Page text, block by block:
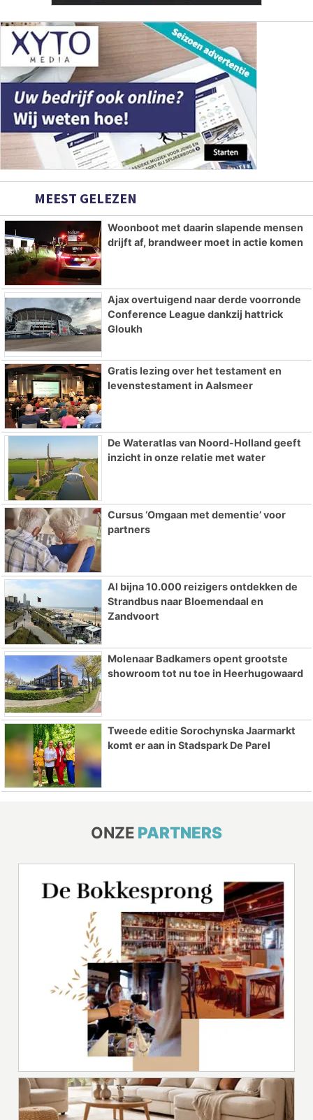
MEEST GELEZEN
Woonboot met daarin slapende mensen
drijft af, brandweer moet in actie komen
Ajax overtuigend naar derde voorronde
Conference League dankzij hattrick
Gloukh
Gratis lezing over het testament en
levenstestament in Aalsmeer
De Wateratlas van Noord-Holland geeft
inzicht in onze relatie met water
Cursus ‘Omgaan met dementie’ voor
partners
Al bijna 10.000 reizigers ontdekken de
Strandbus naar Bloemendaal en
Zandvoort
Molenaar Badkamers opent grootste
showroom tot nu toe in Heerhugowaard
Tweede editie Sorochynska Jaarmarkt
komt er aan in Stadspark De Parel
ONZE PARTNERS